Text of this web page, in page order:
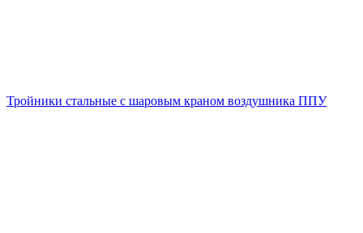
Тройники стальные с шаровым краном воздушника ППУ